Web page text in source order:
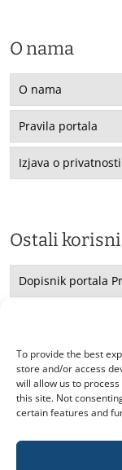
To provide the best
store and/or access
will allow us to
this site. Not
certain features and
O nama
O nama
Pravila portala
Izjava o
Ostali
Dopisnik portala
Saradnja sa
Konsultacije